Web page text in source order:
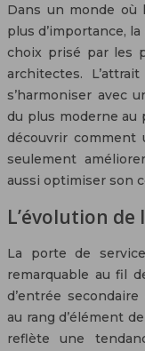
Dans un monde où
plus d’importance,
choix prisé par les
architectes.
s’harmoniser avec
du plus moderne au
découvrir
seulement
aussi optimiser son
L’évolution
La porte de
remarquable au fil
d’entrée
au rang d’élément
reflète une